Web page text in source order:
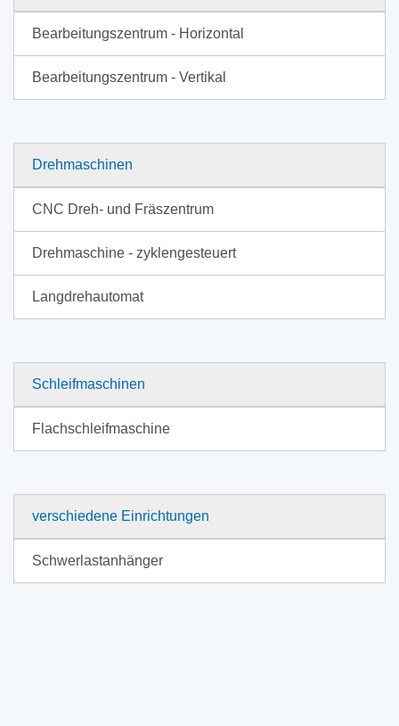
Bearbeitungszentrum - Horizontal
Bearbeitungszentrum - Vertikal
Drehmaschinen
CNC Dreh- und Fräszentrum
Drehmaschine - zyklengesteuert
Langdrehautomat
Schleifmaschinen
Flachschleifmaschine
verschiedene Einrichtungen
Schwerlastanhänger